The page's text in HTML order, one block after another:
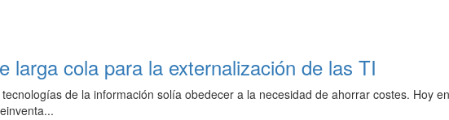
larga cola para la externalización de las TI
de la información solía obedecer a la necesidad de ahorrar costes. Hoy